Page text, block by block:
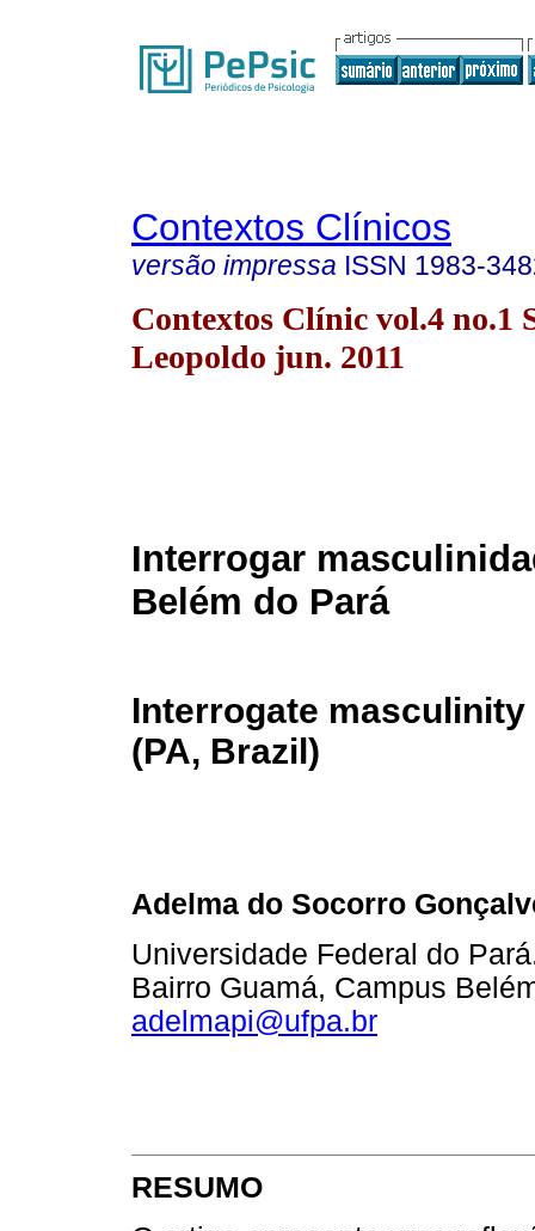
Contextos Clínicos
versão impressa ISSN 1983-
Contextos Clínic vol.4 no.1
Leopoldo jun. 2011
Interrogar
Belém do Pará
Interrogate masculinity
(PA, Brazil)
Adelma do Socorro
Universidade Federal do
Bairro Guamá, Campus
adelmapi@ufpa.br
RESUMO